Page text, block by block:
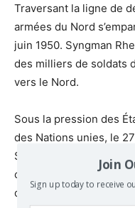
Traversant la ligne de
armées du Nord
juin 1950. Syngman
des milliers de soldats
vers le Nord.
Sous la pression des
des Nations unies, le
Séoul, crée une force
composée de 23 pays.
dont3 421 français
Join
Sign up today to receive